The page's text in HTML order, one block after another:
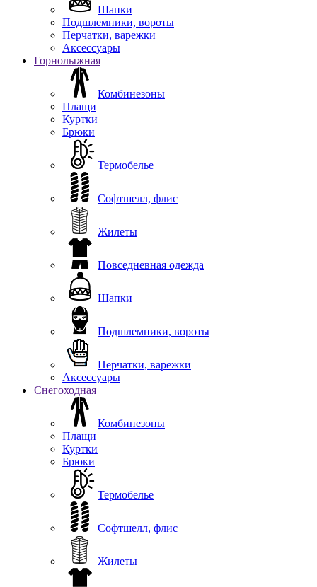
Шапки
Подшлемники, вороты
Перчатки, варежки
Аксессуары
Горнолыжная
Комбинезоны
Плащи
Куртки
Брюки
Термобелье
Софтшелл, флис
Жилеты
Повседневная одежда
Шапки
Подшлемники, вороты
Перчатки, варежки
Аксессуары
Снегоходная
Комбинезоны
Плащи
Куртки
Брюки
Термобелье
Софтшелл, флис
Жилеты